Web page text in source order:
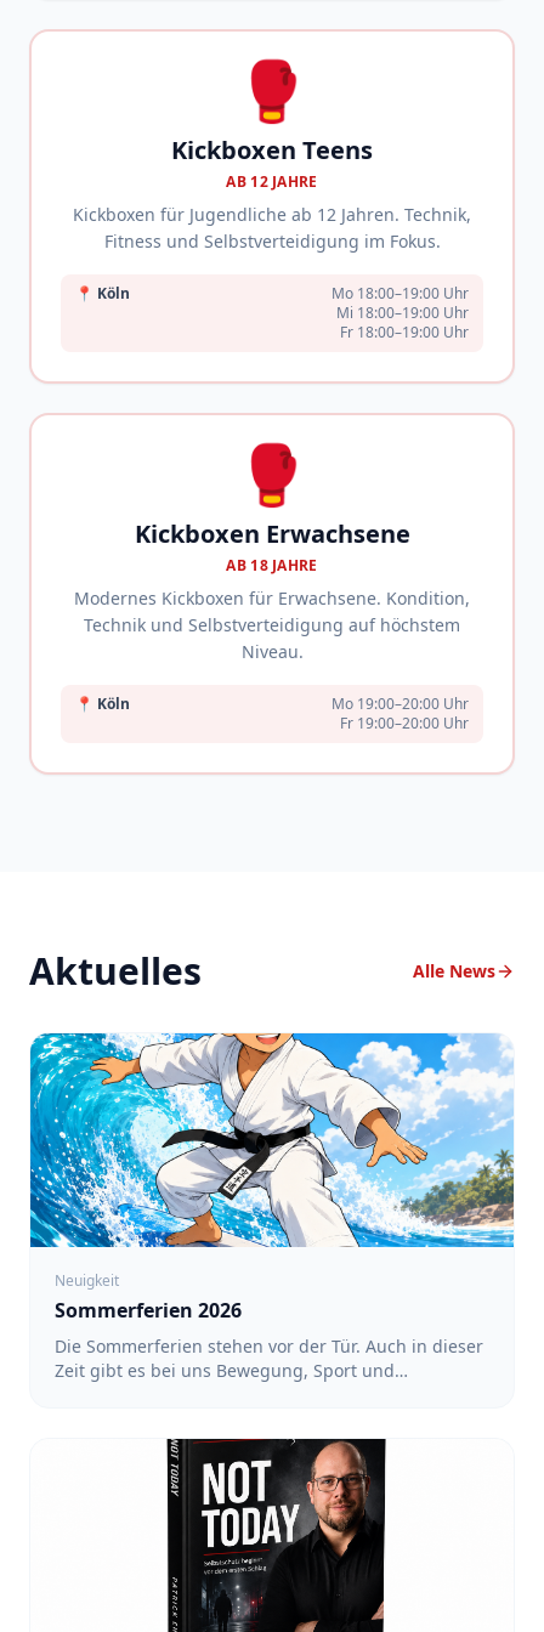
🥊
Kickboxen Teens
AB 12 JAHRE
Kickboxen für Jugendliche ab 12 Jahren. Technik,
Fitness und Selbstverteidigung im Fokus.
📍 Köln
Mo 18:00–19:00 Uhr
Mi 18:00–19:00 Uhr
Fr 18:00–19:00 Uhr
🥊
Kickboxen Erwachsene
AB 18 JAHRE
Modernes Kickboxen für Erwachsene. Kondition,
Technik und Selbstverteidigung auf höchstem
Niveau.
📍 Köln
Mo 19:00–20:00 Uhr
Fr 19:00–20:00 Uhr
Aktuelles Alle News
Neuigkeit
Sommerferien 2026
Die Sommerferien stehen vor der Tür. Auch in dieser
Zeit gibt es bei uns Bewegung, Sport und
wir ein Ferienprogramm mit verschiedenen
Angeboten vorbereitet. Alle Termine und
Anmeldungen findet ihr unter: https://team-
sakura.de/fsz/events Karate in Köln-Nippes mit Luin
- Für Kinder von 3 bis 6 Jahren sowie von 6 bis 12
12.08., 17.08., 19.08., 24.08., 26.08. und 31.08.